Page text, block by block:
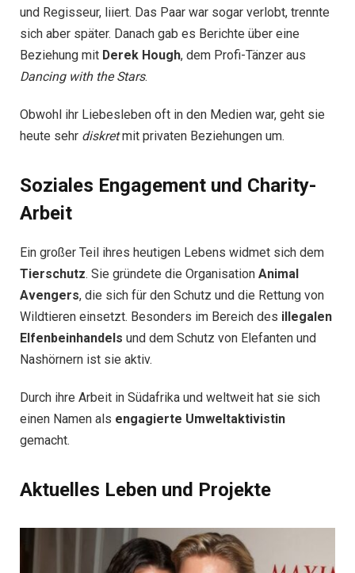
und Regisseur, liiert. Das Paar war sogar verlobt, trennte
sich aber später. Danach gab es Berichte über eine
Beziehung mit Derek Hough, dem Profi-Tänzer aus
Dancing with the Stars.
Obwohl ihr Liebesleben oft in den Medien war, geht sie
heute sehr diskretmit privaten Beziehungen um.
Soziales Engagement und Charity-
Arbeit
Ein großer Teil ihres heutigen Lebens widmet sich dem
Tierschutz. Sie gründete die Organisation Animal
Avengers, die sich für den Schutz und die Rettung von
Wildtieren einsetzt. Besonders im Bereich des illegalen
Elfenbeinhandels und dem Schutz von Elefanten und
Nashörnern ist sie aktiv.
Durch ihre Arbeit in Südafrika und weltweit hat sie sich
einen Namen als engagierte Umweltaktivistin
gemacht.
Aktuelles Leben und Projekte